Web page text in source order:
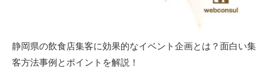
静岡県の飲食店集客に効果的なイベント企画とは？面白い集
客方法事例とポイントを解説！